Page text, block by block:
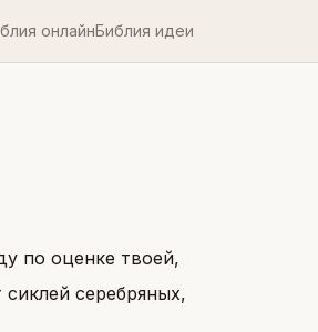
онлайнБиблия идеи
по оценке твоей,
серебряных,